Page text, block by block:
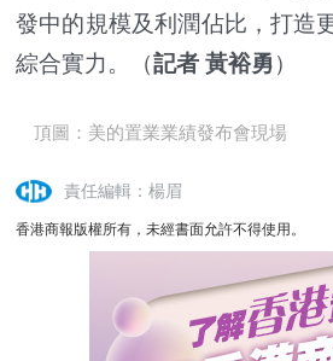
發中的規模及利潤佔比，打造
綜合實力。（記者 黃裕勇）
頂圖： 美的置業業績發布會現場
責任編輯：楊眉
香港商報版權所有，未經書面允許不得使用。